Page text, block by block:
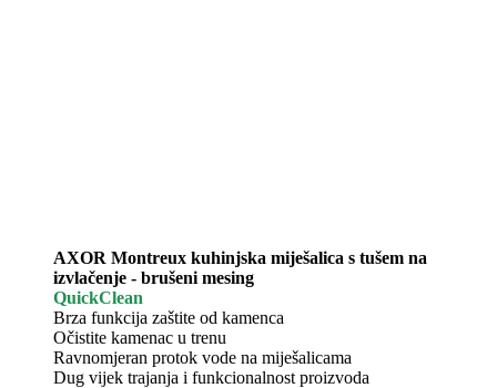
AXOR Montreux kuhinjska miješalica s tušem na
izvlačenje - brušeni mesing
QuickClean
Brza funkcija zaštite od kamenca
Očistite kamenac u trenu
Ravnomjeran protok vode na miješalicama
Dug vijek trajanja i funkcionalnost proizvoda